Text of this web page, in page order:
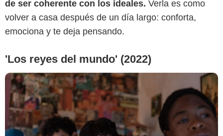
de ser coherente con los ideales. Verla es como
volver a casa después de un día largo: conforta,
emociona y te deja pensando.
'Los reyes del mundo' (2022)